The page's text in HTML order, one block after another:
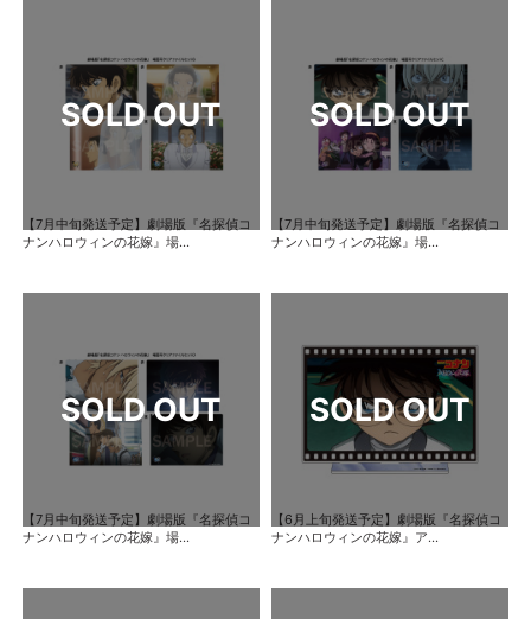
【7月中旬発送予定】劇場版『名探偵コ
ナンハロウィンの花嫁』場...
【7月中旬発送予定】劇場版『名探偵コ
ナンハロウィンの花嫁』場...
【7月中旬発送予定】劇場版『名探偵コ
ナンハロウィンの花嫁』場...
【6月上旬発送予定】劇場版『名探偵コ
ナンハロウィンの花嫁』ア...